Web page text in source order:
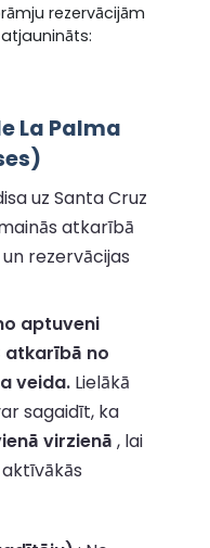
rezervācijām
La Palma
uz Santa Cruz
atkarībā
rezervācijas
aptuveni
atkarībā no
veida. Lielākā
sagaidīt, ka
virzienā , lai